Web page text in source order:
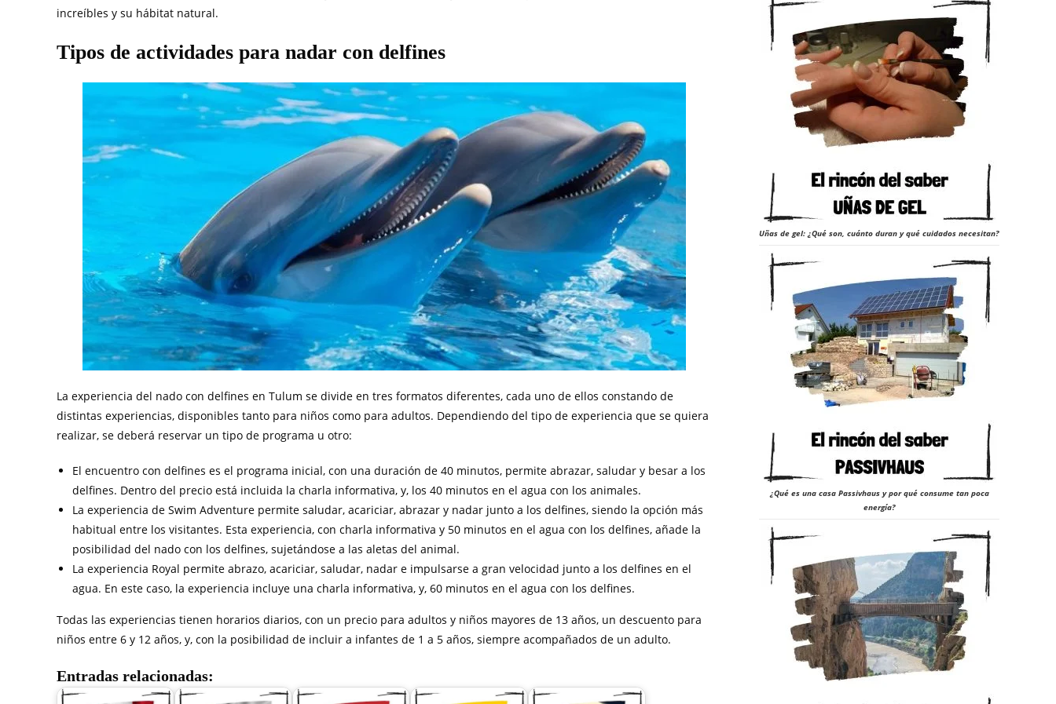
increíbles y su hábitat natural.
Tipos de actividades para nadar con delfines
La experiencia del nado con delfines en Tulum se divide en tres formatos diferentes, cada uno de ellos constando de
distintas experiencias, disponibles tanto para niños como para adultos. Dependiendo del tipo de experiencia que se quiera
realizar, se deberá reservar un tipo de programa u otro:
El encuentro con delfines es el programa inicial, con una duración de 40 minutos, permite abrazar, saludar y besar a los
delfines. Dentro del precio está incluida la charla informativa, y, los 40 minutos en el agua con los animales.
La experiencia de Swim Adventure permite saludar, acariciar, abrazar y nadar junto a los delfines, siendo la opción más
habitual entre los visitantes. Esta experiencia, con charla informativa y 50 minutos en el agua con los delfines, añade la
posibilidad del nado con los delfines, sujetándose a las aletas del animal.
La experiencia Royal permite abrazo, acariciar, saludar, nadar e impulsarse a gran velocidad junto a los delfines en el
agua. En este caso, la experiencia incluye una charla informativa, y, 60 minutos en el agua con los delfines.
Todas las experiencias tienen horarios diarios, con un precio para adultos y niños mayores de 13 años, un descuento para
niños entre 6 y 12 años, y, con la posibilidad de incluir a infantes de 1 a 5 años, siempre acompañados de un adulto.
Entradas relacionadas:
Uñas de gel: ¿Qué son, cuánto duran y qué cuidados necesitan?
¿Qué es una casa Passivhaus y por qué consume tan poca
energía?